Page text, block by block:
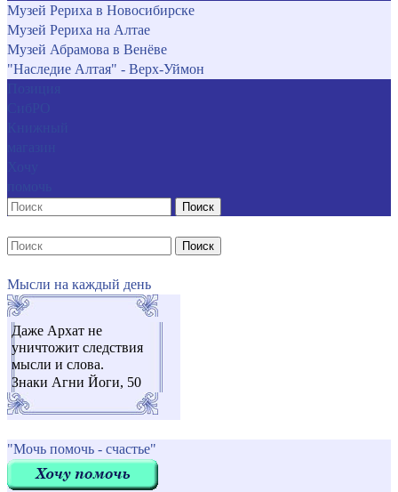
Музей Рериха в Новосибирске
Музей Рериха на Алтае
Музей Абрамова в Венёве
"Наследие Алтая" - Верх-Уймон
Поиск
Поиск
Мысли на каждый день
Даже Архат не
уничтожит следствия
мысли и слова.
Знаки Агни Йоги, 50
"Мочь помочь - счастье"